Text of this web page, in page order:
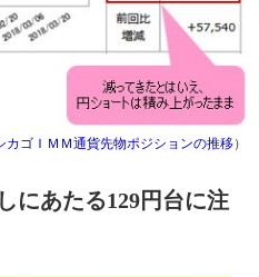
カゴＩＭＭ通貨先物ポジションの推移）
にあたる129円台に注